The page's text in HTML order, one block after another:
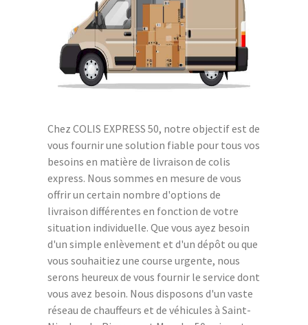
Chez COLIS EXPRESS 50, notre objectif est de
vous fournir une solution fiable pour tous vos
besoins en matière de livraison de colis
express. Nous sommes en mesure de vous
offrir un certain nombre d'options de
livraison différentes en fonction de votre
situation individuelle. Que vous ayez besoin
d'un simple enlèvement et d'un dépôt ou que
vous souhaitiez une course urgente, nous
serons heureux de vous fournir le service dont
vous avez besoin. Nous disposons d'un vaste
réseau de chauffeurs et de véhicules à Saint-